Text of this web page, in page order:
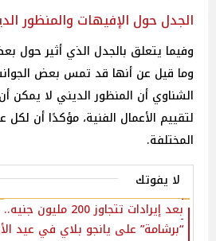
الجدل حول الإفيهات والمنظور
وفيما يتعلق بالجدل الذي أثير حول
وما قيل عن أنها قد تمس بعض
الشناوي أن المنظور الديني لا يمكن
لتقييم الأعمال الفنية، مؤكدًا أن
المختلفة.
لا يفوتك
بعد إيرادات تتجاوز 200 مليون جنيه..
“برشامة” على يانجو بلاي في عيد